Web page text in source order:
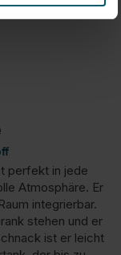
perfekt in jede
Atmosphäre. Er
integrierbar.
stehen und er
ist er leicht